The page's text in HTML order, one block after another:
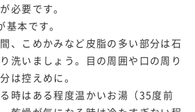
必要です。
本です。
、こめかみなど皮脂の多い部分は石
洗いましょう。目の周囲や口の周り
は控えめに。
時はある程度温かいお湯（35度前